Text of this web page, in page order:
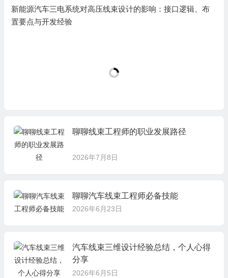
新能源汽车三电系统对高压线束设计的影响：接口逻辑、布
置要点与开发经验
聊聊线束工程师的职业发展路径
2026年7月8日
聊聊汽车线束工程师必备技能
2026年6月23日
汽车线束三维设计经验总结，个人心得
分享
2026年6月5日